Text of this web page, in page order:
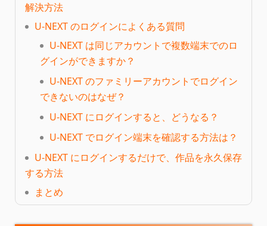
解決方法
U-NEXT のログインによくある質問
U-NEXT は同じアカウントで複数端末でのロ
グインができますか？
U-NEXT のファミリーアカウントでログイン
できないのはなぜ？
U-NEXT にログインすると、どうなる？
U-NEXT でログイン端末を確認する方法は？
U-NEXT にログインするだけで、作品を永久保存
する方法
まとめ